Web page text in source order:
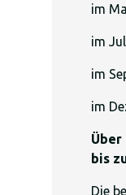
im
im
im
im
Über
bis
Die